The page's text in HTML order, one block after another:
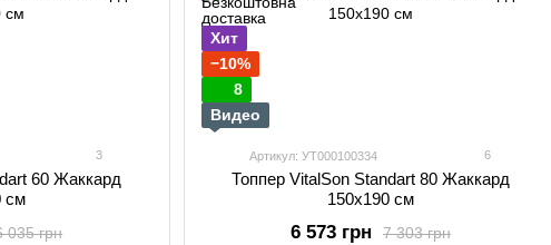
3
60 Жаккард
см
035 грн
Хит
−10%
8
Видео
Артикул: УТ000100334 6
Топпер VitalSon Standart 80 Жаккард
150х190 см
7 303 грн
6 573 грн